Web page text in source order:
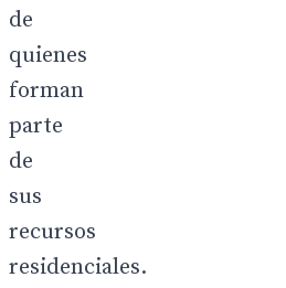
de
quienes
forman
parte
de
sus
recursos
residenciales.